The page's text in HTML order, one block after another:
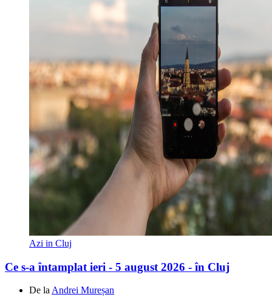
Azi in Cluj
Ce s-a întamplat ieri - 5 august 2026 - în Cluj
De la Andrei Mureșan